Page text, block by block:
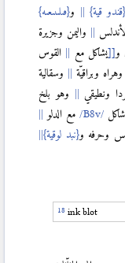
{قندو قية} و{ٯىلىىىعىه}
واليمن وجزيرة
و ]] يشاكل مع
القوس
وبراقيّة
وسقالية
ونطيقي
وهو بلخ
مع الدلو
وحرفه و{نبد لوقية}
ink blot